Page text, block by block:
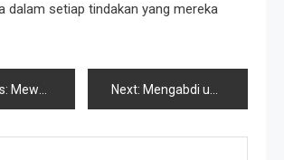
dalam setiap tindakan yang mereka
Mewujudkan Transparansi dan Akuntabilitas Next: Mengabdi untuk Bangsa